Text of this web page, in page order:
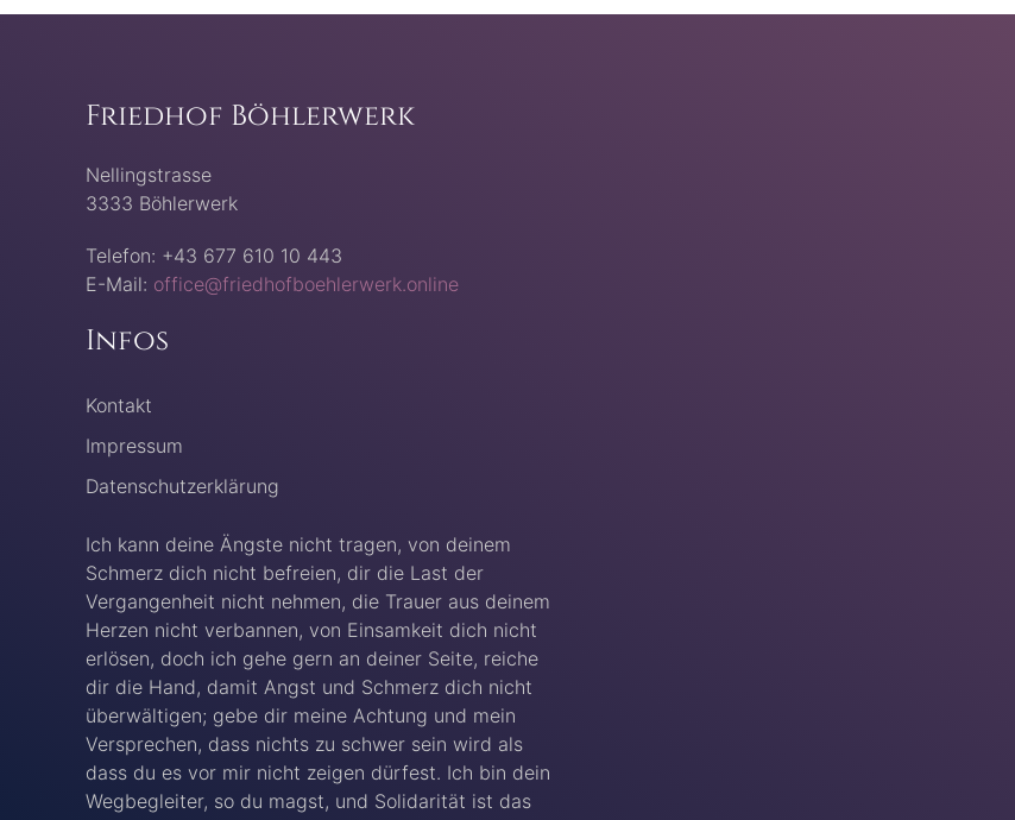
Friedhof Böhlerwerk
Nellingstrasse
3333 Böhlerwerk
Telefon: +43 677 610 10 443
E-Mail: office@friedhofboehlerwerk.online
Infos
Kontakt
Impressum
Datenschutzerklärung
Ich kann deine Ängste nicht tragen, von deinem
Schmerz dich nicht befreien, dir die Last der
Vergangenheit nicht nehmen, die Trauer aus deinem
Herzen nicht verbannen, von Einsamkeit dich nicht
erlösen, doch ich gehe gern an deiner Seite, reiche
dir die Hand, damit Angst und Schmerz dich nicht
überwältigen; gebe dir meine Achtung und mein
Versprechen, dass nichts zu schwer sein wird als
dass du es vor mir nicht zeigen dürfest. Ich bin dein
Wegbegleiter, so du magst, und Solidarität ist das